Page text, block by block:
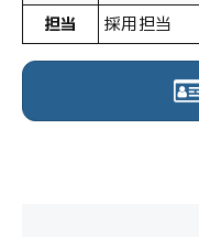
担当
採用担当